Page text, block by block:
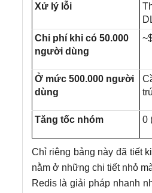
Xử lý lỗi
Chi phí khi có 50.000
người dùng
Ở mức 500.000 người
dùng
Tăng tốc nhóm 0
Chỉ riêng bảng này đã tiết
nằm ở những chi tiết nhỏ
Redis là giải pháp nhanh